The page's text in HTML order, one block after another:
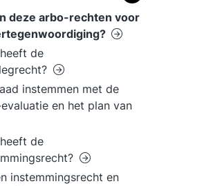
deze arbo-rechten voor
de
instemmen met de
en het plan van
de
instemmingsrecht en